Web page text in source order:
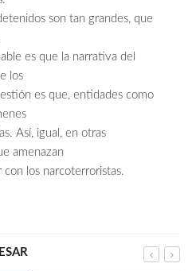
son tan grandes, que
es que la narrativa del
los
es que, entidades como
Así, igual, en otras
amenazan
los narcoterroristas.